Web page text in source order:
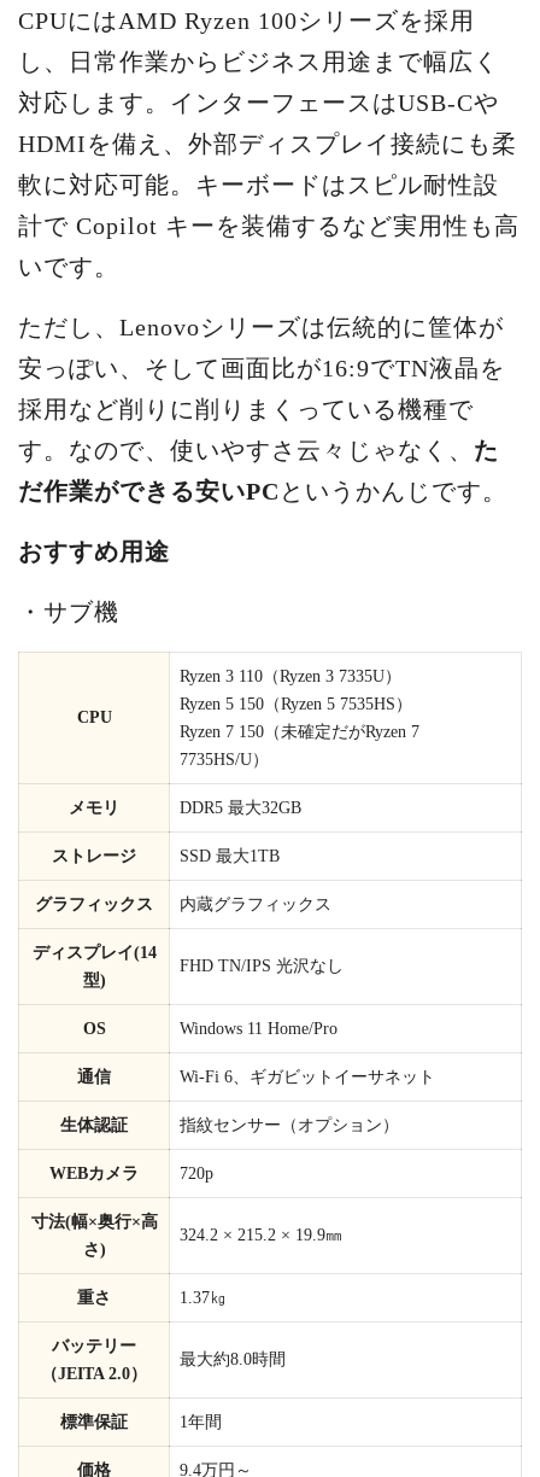
CPUにはAMD Ryzen 100シリーズを採用
し、日常作業からビジネス用途まで幅広く
対応します。インターフェースはUSB-Cや
HDMIを備え、外部ディスプレイ接続にも柔
軟に対応可能。キーボードはスピル耐性設
計で Copilot キーを装備するなど実用性も高
いです。
ただし、Lenovoシリーズは伝統的に筐体が
安っぽい、そして画面比が16:9でTN液晶を
採用など削りに削りまくっている機種で
す。なので、使いやすさ云々じゃなく、 た
だ作業ができる安いPC というかんじです。
おすすめ用途
・サブ機
CPU
Ryzen 3 110（Ryzen 3 7335U）
Ryzen 5 150（Ryzen 5 7535HS）
Ryzen 7 150（未確定だがRyzen 7
7735HS/U）
メモリ DDR5 最大32GB
ストレージ SSD 最大1TB
グラフィックス 内蔵グラフィックス
ディスプレイ(14
型)
FHD TN/IPS 光沢なし
OS Windows 11 Home/Pro
通信 Wi-Fi 6、ギガビットイーサネット
生体認証 指紋センサー（オプション）
WEBカメラ 720p
寸法(幅×奥行×高
さ)
324.2 × 215.2 × 19.9㎜
重さ 1.37㎏
バッテリー
（JEITA 2.0）
最大約8.0時間
標準保証 1年間
価格 9.4万円～